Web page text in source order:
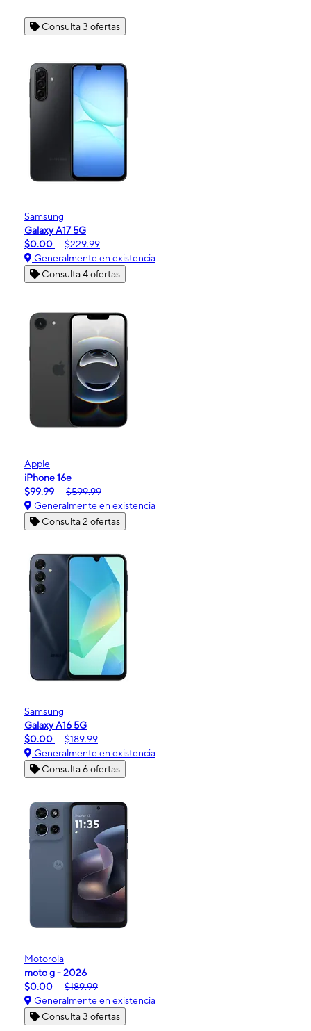
Consulta 3 ofertas
Samsung
Galaxy A17 5G
$0.00
$229.99
Generalmente en existencia
Consulta 4 ofertas
Apple
iPhone 16e
$99.99
$599.99
Generalmente en existencia
Consulta 2 ofertas
Samsung
Galaxy A16 5G
$0.00
$189.99
Generalmente en existencia
Consulta 6 ofertas
Motorola
moto g - 2026
$0.00
$189.99
Generalmente en existencia
Consulta 3 ofertas